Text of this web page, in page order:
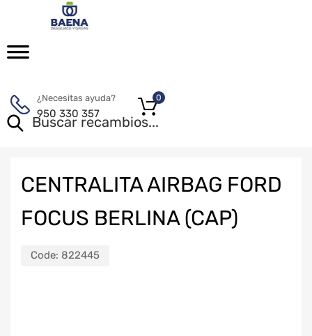
¿Necesitas ayuda?
950 330 357
0
CENTRALITA AIRBAG FORD
FOCUS BERLINA (CAP)
Code: 822445